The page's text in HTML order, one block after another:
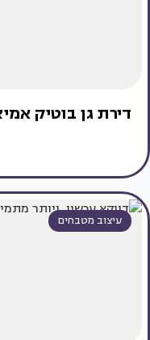
דירת גן בוטיק
עיצוב מטבחים